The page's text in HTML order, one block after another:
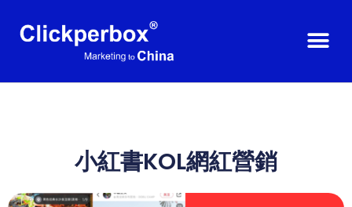
小紅書KOL網紅營銷